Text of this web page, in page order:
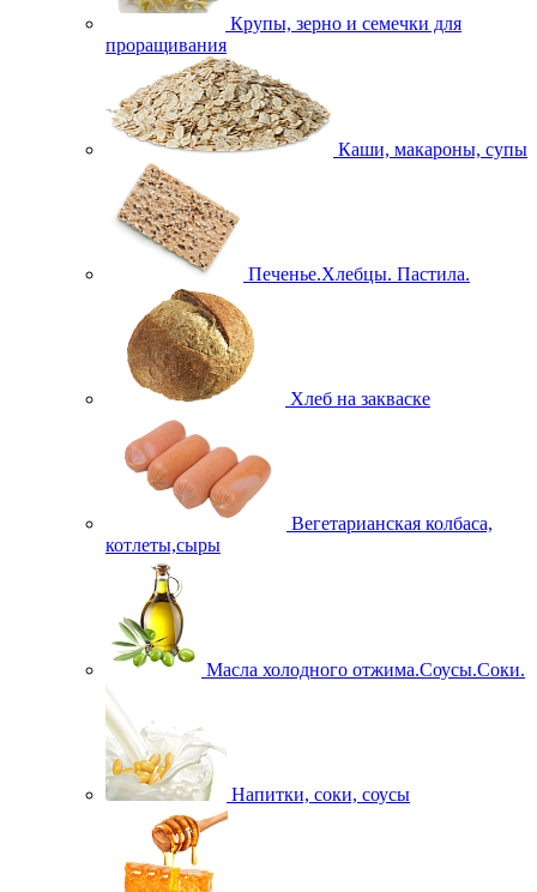
Крупы, зерно и семечки для
проращивания
Каши, макароны, супы
Печенье.Хлебцы. Пастила.
Хлеб на закваске
Вегетарианская колбаса,
котлеты,сыры
Масла холодного отжима.Соусы.Соки.
Напитки, соки, соусы